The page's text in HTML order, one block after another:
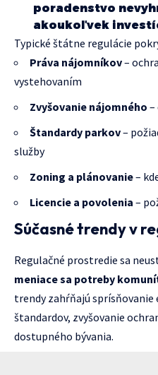
poradenstvo
akoukoľvek
Typické štátne regulácie
Práva nájomníkov–
vystehovaním
Zvyšovanie nájomného –
Štandardy parkov–
služby
Zoning a plánovanie–
Licencie a povolenia –
Súčasné trendy v
Regulačné prostredie sa
meniace sa potreby
trendy zahŕňajú
štandardov, zvyšovanie
dostupného bývania.